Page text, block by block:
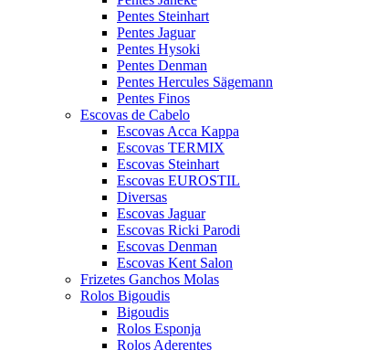
Pentes Steinhart
Pentes Jaguar
Pentes Hysoki
Pentes Denman
Pentes Hercules Sägemann
Pentes Finos
Escovas de Cabelo
Escovas Acca Kappa
Escovas TERMIX
Escovas Steinhart
Escovas EUROSTIL
Diversas
Escovas Jaguar
Escovas Ricki Parodi
Escovas Denman
Escovas Kent Salon
Frizetes Ganchos Molas
Rolos Bigoudis
Bigoudis
Rolos Esponja
Rolos Aderentes